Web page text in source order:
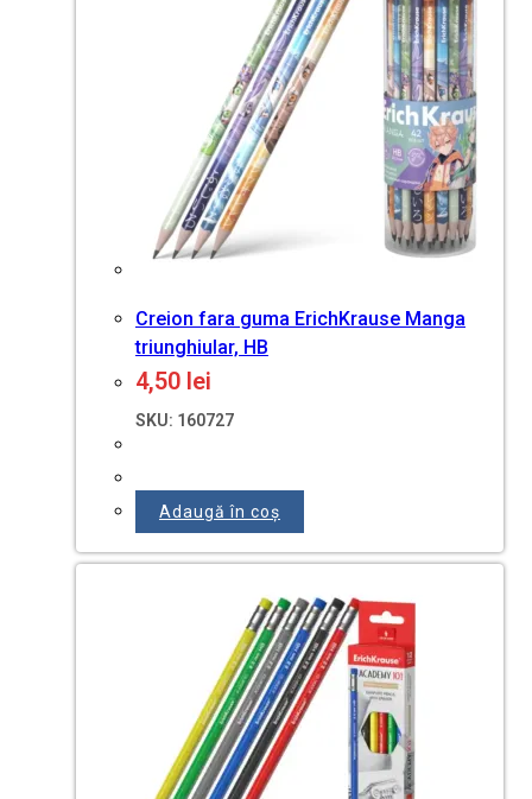
Creion fara guma ErichKrause Manga
triunghiular, HB
4,50 lei
SKU: 160727
Adaugă în coș